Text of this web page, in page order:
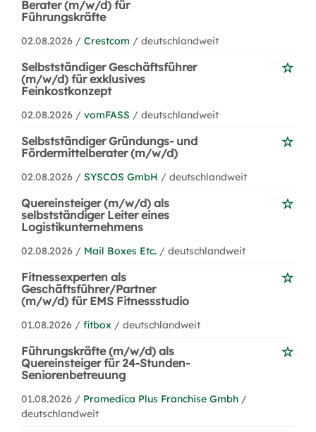
Berater (m/w/d) für
Führungskräfte
02.08.2026 / Crestcom / deutschlandweit
Selbstständiger Geschäftsführer
(m/w/d) für exklusives
Feinkostkonzept
02.08.2026 / vomFASS / deutschlandweit
Selbstständiger Gründungs- und
Fördermittelberater (m/w/d)
02.08.2026 / SYSCOS GmbH / deutschlandweit
Quereinsteiger (m/w/d) als
selbstständiger Leiter eines
Logistikunternehmens
02.08.2026 / Mail Boxes Etc. / deutschlandweit
Fitnessexperten als
Geschäftsführer/Partner
(m/w/d) für EMS Fitnessstudio
01.08.2026 / fitbox / deutschlandweit
Führungskräfte (m/w/d) als
Quereinsteiger für 24-Stunden-
Seniorenbetreuung
01.08.2026 / Promedica Plus Franchise Gmbh /
deutschlandweit